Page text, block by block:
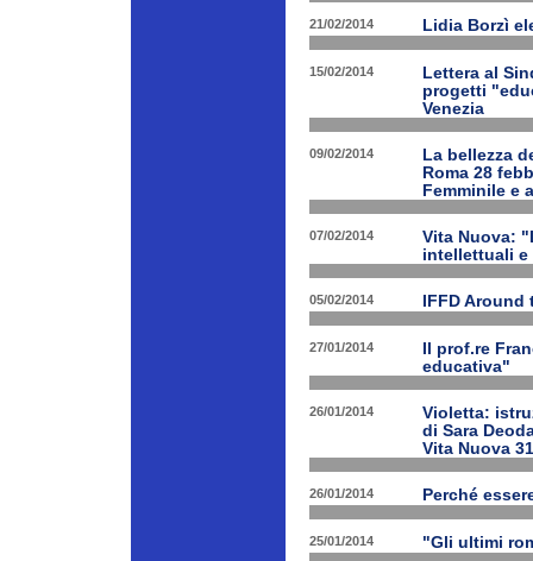
21/02/2014 Lidia Borzì
15/02/2014
Lettera al
progetti
Venezia
09/02/2014
La bellezza
Roma 28
Femminile e
07/02/2014
Vita Nuova:
intellettuali e
05/02/2014 IFFD
27/01/2014
Il prof.re
educativa"
26/01/2014
Violetta:
di Sara
Vita Nuova
26/01/2014 Perché
25/01/2014 "Gli ultimi